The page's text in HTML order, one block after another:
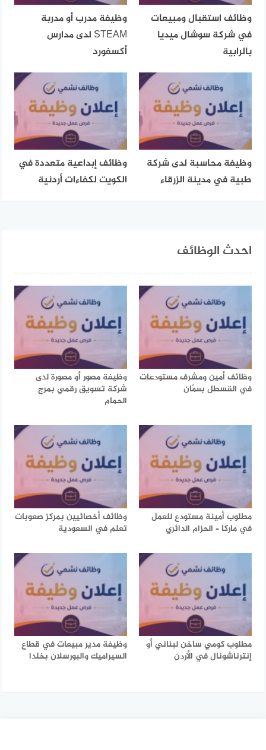
وظائف استقبال ومبيعات
في شركة سوشال ميديا
بالرابية
وظيفة مدرب أو مدربة
STEAM لدى مدارس
أكسفورد
وظيفة محاسبة لدى شركة
طبية في مدينة الزرقاء
وظائف إبداعية متعددة في
الكويت لكفاءات أردنية
احدث الوظائف
وظائف أمين ومشرف مستودعات
في القسطل بعمّان
وظيفة مصور أو مصورة لدى
شركة تسويق رقمي بمرج
الحمام
مطلوب أمينة مستودع للعمل
في ماركا – الحزام الدائري
وظائف أخصائيين بمركز صعوبات
تعلم في السعودية
مطلوب كومي ساخن لبناني أو
إنترناشونال في الأردن
وظيفة مدير مبيعات في قطاع
السيراميك والبورسلان بخلدا